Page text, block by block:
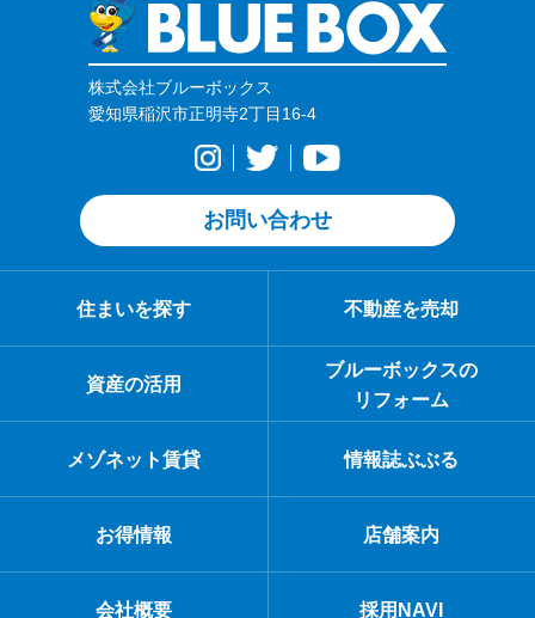
株式会社ブルーボックス
愛知県稲沢市正明寺2丁目16-4
お問い合わせ
住まいを探す 不動産を売却
資産の活用
ブルーボックスの
リフォーム
メゾネット賃貸 情報誌ぶぶる
お得情報 店舗案内
会社概要 採用NAVI